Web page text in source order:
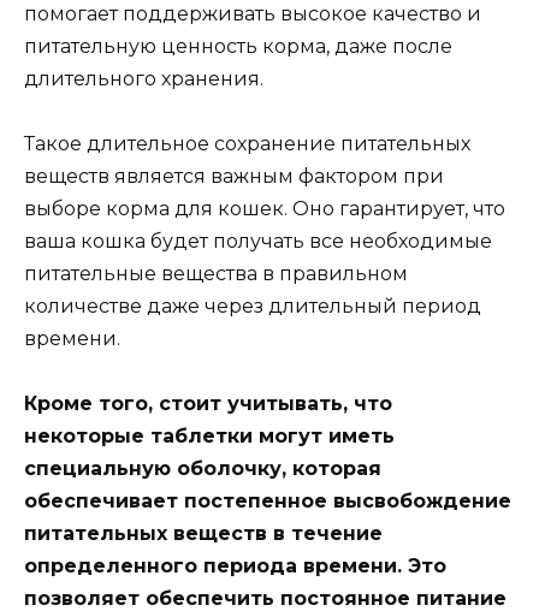
помогает поддерживать высокое качество и
питательную ценность корма, даже после
длительного хранения.
Такое длительное сохранение питательных
веществ является важным фактором при
выборе корма для кошек. Оно гарантирует, что
ваша кошка будет получать все необходимые
питательные вещества в правильном
количестве даже через длительный период
времени.
Кроме того, стоит учитывать, что
некоторые таблетки могут иметь
специальную оболочку, которая
обеспечивает постепенное высвобождение
питательных веществ в течение
определенного периода времени. Это
позволяет обеспечить постоянное питание